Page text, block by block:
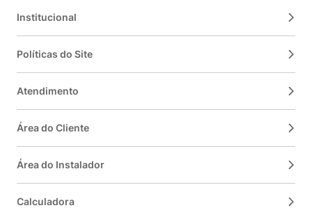
Institucional
Políticas do Site
Atendimento
Área do Cliente
Área do Instalador
Calculadora